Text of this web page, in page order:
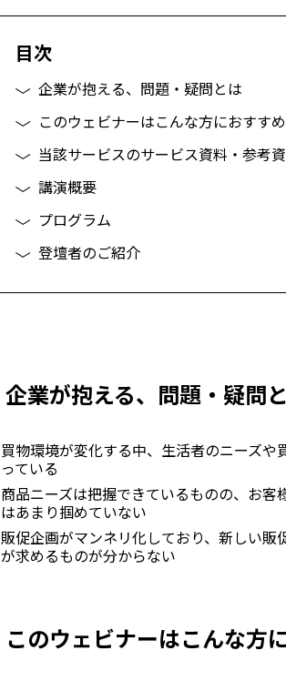
目次
企業が抱える、問題・疑問とは
このウェビナーはこんな方におすす
当該サービスのサービス資料・参考
講演概要
プログラム
登壇者のご紹介
企業が抱える、問題・疑問
買物環境が変化する中、生活者のニーズや
っている
商品ニーズは把握できているものの、 お客
はあまり掴めていない
販促企画がマンネリ化しており、 新しい販
が求めるものが分からない
このウェビナーはこんな方